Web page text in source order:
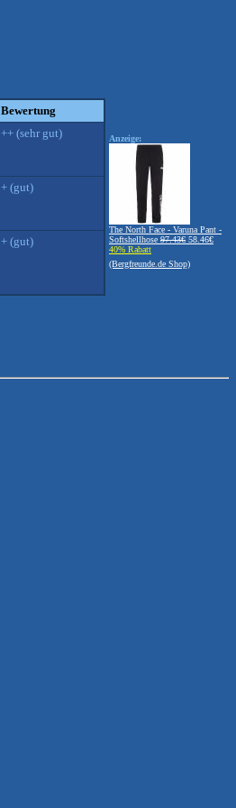
Bewertung
++ (sehr gut)
+ (gut)
+ (gut)
Anzeige:
The North Face - Varuna Pant -
Softshellhose 97.43€ 58.46€
40% Rabatt
(Bergfreunde.de Shop)